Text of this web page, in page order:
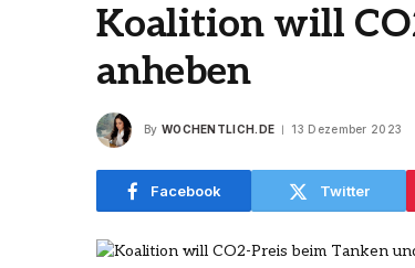
Koalition will
anheben
By WOCHENTLICH.DE 13 Dezember 2023
Facebook Twitter